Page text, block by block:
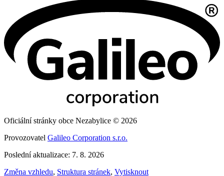
Oficiální stránky obce Nezabylice © 2026
Provozovatel Galileo Corporation s.r.o.
Poslední aktualizace: 7. 8. 2026
Změna vzhledu, Struktura stránek, Vytisknout